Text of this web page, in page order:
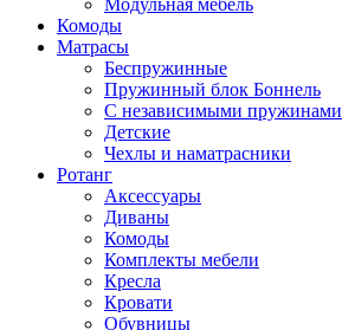
Модульная мебель
Комоды
Матрасы
Беспружинные
Пружинный блок Боннель
С независимыми пружинами
Детские
Чехлы и наматрасники
Ротанг
Аксессуары
Диваны
Комоды
Комплекты мебели
Кресла
Кровати
Обувницы